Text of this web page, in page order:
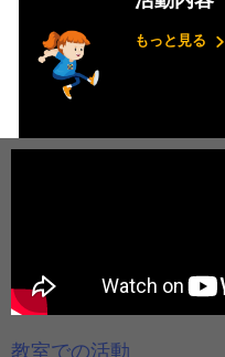
もっと見る
教室での活動